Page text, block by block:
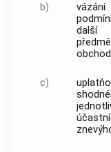
b)
další
c)